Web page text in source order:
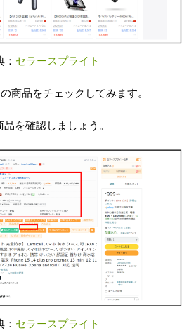
セラースプライト
商品をチェックしてみます。
を確認しましょう。
セラースプライト